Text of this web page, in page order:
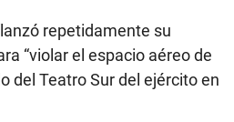
repetidamente su
“violar el espacio aéreo de
del Teatro Sur del ejército en